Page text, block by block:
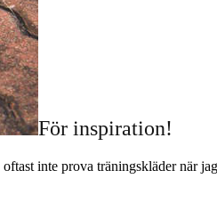
För inspiration!
inte prova träningskläder när